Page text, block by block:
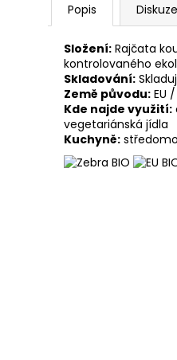
Popis Diskuze
Složení: Rajčata
kontrolovaného
Skladování:
Země původu: EU
Kde najde využití:
vegetariánská jídla
Kuchyně: